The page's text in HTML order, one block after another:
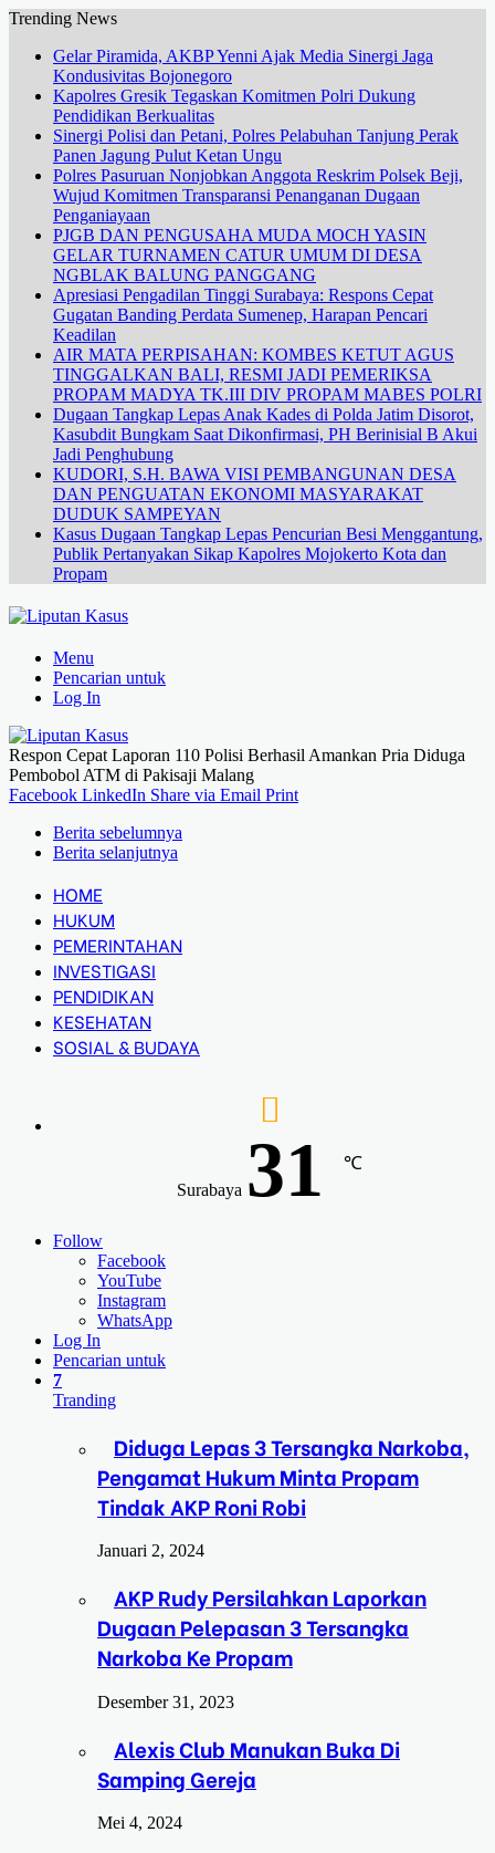
Trending News
Gelar Piramida, AKBP Yenni Ajak Media Sinergi Jaga
Kondusivitas Bojonegoro
Kapolres Gresik Tegaskan Komitmen Polri Dukung
Pendidikan Berkualitas
Sinergi Polisi dan Petani, Polres Pelabuhan Tanjung Perak
Panen Jagung Pulut Ketan Ungu
Polres Pasuruan Nonjobkan Anggota Reskrim Polsek Beji,
Wujud Komitmen Transparansi Penanganan Dugaan
Penganiayaan
PJGB DAN PENGUSAHA MUDA MOCH YASIN
GELAR TURNAMEN CATUR UMUM DI DESA
NGBLAK BALUNG PANGGANG
Apresiasi Pengadilan Tinggi Surabaya: Respons Cepat
Gugatan Banding Perdata Sumenep, Harapan Pencari
Keadilan
AIR MATA PERPISAHAN: KOMBES KETUT AGUS
TINGGALKAN BALI, RESMI JADI PEMERIKSA
PROPAM MADYA TK.III DIV PROPAM MABES POLRI
Dugaan Tangkap Lepas Anak Kades di Polda Jatim Disorot,
Kasubdit Bungkam Saat Dikonfirmasi, PH Berinisial B Akui
Jadi Penghubung
KUDORI, S.H. BAWA VISI PEMBANGUNAN DESA
DAN PENGUATAN EKONOMI MASYARAKAT
DUDUK SAMPEYAN
Kasus Dugaan Tangkap Lepas Pencurian Besi Menggantung,
Publik Pertanyakan Sikap Kapolres Mojokerto Kota dan
Propam
Menu
Pencarian untuk
Log In
Respon Cepat Laporan 110 Polisi Berhasil Amankan Pria Diduga
Pembobol ATM di Pakisaji Malang
Facebook LinkedIn Share via Email Print
Berita sebelumnya
Berita selanjutnya
HOME
HUKUM
PEMERINTAHAN
INVESTIGASI
PENDIDIKAN
KESEHATAN
SOSIAL & BUDAYA
Surabaya 31 ℃
Follow
Facebook
YouTube
Instagram
WhatsApp
Log In
Pencarian untuk
7
Tranding
Diduga Lepas 3 Tersangka Narkoba,
Pengamat Hukum Minta Propam
Tindak AKP Roni Robi
Januari 2, 2024
AKP Rudy Persilahkan Laporkan
Dugaan Pelepasan 3 Tersangka
Narkoba Ke Propam
Desember 31, 2023
Alexis Club Manukan Buka Di
Samping Gereja
Mei 4, 2024